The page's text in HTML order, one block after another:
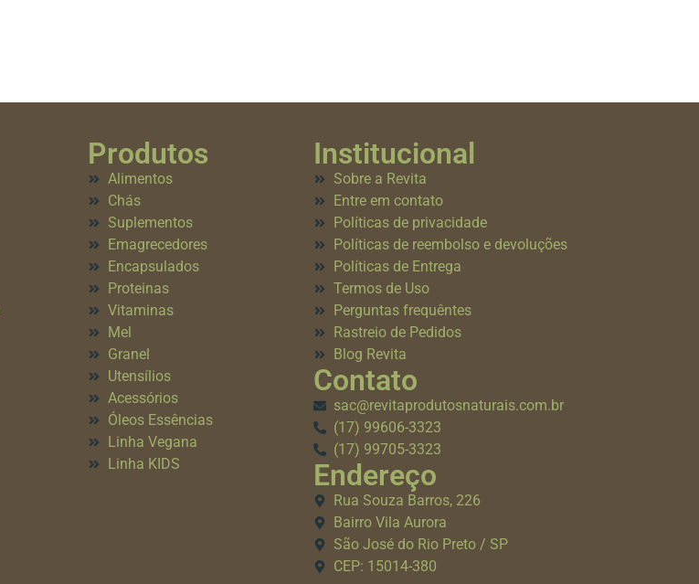
Produtos
Alimentos
Chás
Suplementos
Emagrecedores
Encapsulados
Proteinas
Vitaminas
Mel
Granel
Utensílios
Acessórios
Óleos Essências
Linha Vegana
Linha KIDS
Institucional
Sobre a Revita
Entre em contato
Políticas de privacidade
Políticas de reembolso e devoluções
Políticas de Entrega
Termos de Uso
Perguntas frequêntes
Rastreio de Pedidos
Blog Revita
Contato
sac@revitaprodutosnaturais.com.br
(17) 99606-3323
(17) 99705-3323
Endereço
Rua Souza Barros, 226
Bairro Vila Aurora
São José do Rio Preto / SP
CEP: 15014-380